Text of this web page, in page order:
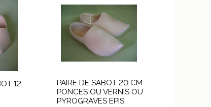
12
PAIRE DE SABOT 20 CM
PONCES OU VERNIS OU
PYROGRAVES EPIS